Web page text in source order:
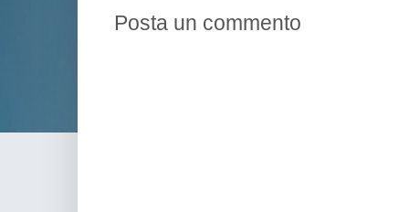
Posta un commento